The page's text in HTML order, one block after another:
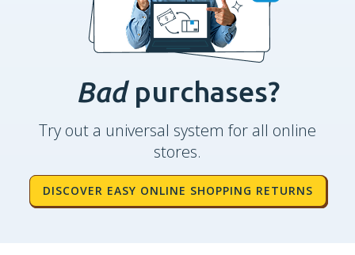
Bad purchases?
Try out a universal system for all online
stores.
DISCOVER EASY ONLINE SHOPPING RETURNS